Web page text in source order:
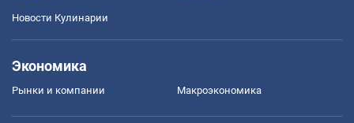
Новости Кулинарии
Экономика
Рынки и компании Mакроэкономика